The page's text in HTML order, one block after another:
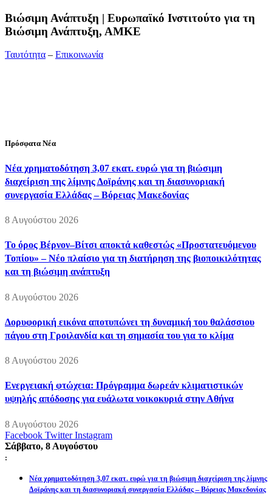
Bιώσιμη Ανάπτυξη | Ευρωπαϊκό Ινστιτούτο για τη
Βιώσιμη Ανάπτυξη, ΑΜΚΕ
Ταυτότητα – Επικοινωνία
Πρόσφατα Νέα
Νέα χρηματοδότηση 3,07 εκατ. ευρώ για τη βιώσιμη
διαχείριση της λίμνης Δοϊράνης και τη διασυνοριακή
συνεργασία Ελλάδας – Βόρειας Μακεδονίας
8 Αυγούστου 2026
Το όρος Βέρνον–Βίτσι αποκτά καθεστώς «Προστατευόμενου
Τοπίου» – Νέο πλαίσιο για τη διατήρηση της βιοποικιλότητας
και τη βιώσιμη ανάπτυξη
8 Αυγούστου 2026
Δορυφορική εικόνα αποτυπώνει τη δυναμική του θαλάσσιου
πάγου στη Γροιλανδία και τη σημασία του για το κλίμα
8 Αυγούστου 2026
Ενεργειακή φτώχεια: Πρόγραμμα δωρεάν κλιματιστικών
υψηλής απόδοσης για ευάλωτα νοικοκυριά στην Αθήνα
8 Αυγούστου 2026
Facebook Twitter Instagram
Σάββατο, 8 Αυγούστου
:
Νέα χρηματοδότηση 3,07 εκατ. ευρώ για τη βιώσιμη διαχείριση της λίμνης
Δοϊράνης και τη διασυνοριακή συνεργασία Ελλάδας – Βόρειας Μακεδονίας